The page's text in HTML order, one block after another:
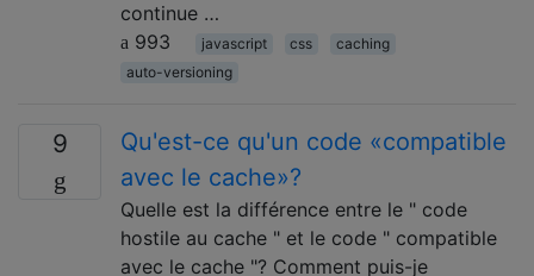
continue …
993
javascript css
caching
auto-versioning
9
Qu'est-ce qu'un code «compatible
avec le cache»?
Quelle est la différence entre le " code
hostile au cache " et le code " compatible
avec le cache "? Comment puis-je